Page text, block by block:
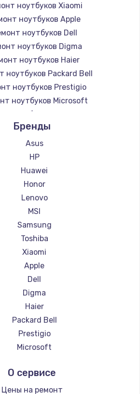
ноутбуков Xiaomi
ноутбуков Apple
ноутбуков Dell
ноутбуков Digma
ноутбуков Haier
ноутбуков Packard Bell
ноутбуков Prestigio
ноутбуков Microsoft
ноутбуков Alienware
ноутбуков Aquarius
ноутбуков Gigabyte
ноутбуков Aorus
ноутбуков Maibenben
ноутбуков Getac
ноутбуков Epson
ноутбуков Philips
ноутбуков LG
ноутбуков Panasonic
ноутбуков Irbis
ноутбуков Thunderobot
ноутбуков Hasee
ноутбуков ZTE
ноутбуков Hiper
ноутбуков Evga
ноутбуков Google
ноутбуков Echips
ноутбуков Predator
ноутбуков iru
Бренды
Asus
HP
Huawei
Honor
Lenovo
MSI
Samsung
Toshiba
Xiaomi
Apple
Dell
Digma
Haier
Packard Bell
Prestigio
Microsoft
Aquarius
Gigabyte
О сервисе
Цены на ремонт